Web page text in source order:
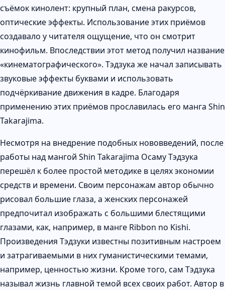
съёмок кинолент: крупный план, смена ракурсов,
оптические эффекты. Использование этих приёмов
создавало у читателя ощущение, что он смотрит
кинофильм. Впоследствии этот метод получил название
«кинематографического». Тэдзука же начал записывать
звуковые эффекты буквами и использовать
подчёркивание движения в кадре. Благодаря
применению этих приёмов прославилась его манга Shin
Takarajima.
Несмотря на внедрение подобных нововведений, после
работы над мангой Shin Takarajima Осаму Тэдзука
перешёл к более простой методике в целях экономии
средств и времени. Своим персонажам автор обычно
рисовал большие глаза, а женских персонажей
предпочитал изображать с большими блестящими
глазами, как, например, в манге Ribbon no Kishi.
Произведения Тэдзуки известны позитивным настроем
и затрагиваемыми в них гуманистическими темами,
например, ценностью жизни. Кроме того, сам Тэдзука
называл жизнь главной темой всех своих работ. Автор в